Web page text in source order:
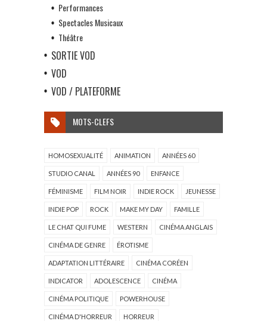
Performances
Spectacles Musicaux
Théâtre
SORTIE VOD
VOD
VOD / PLATEFORME
MOTS-CLEFS
HOMOSEXUALITÉ ANIMATION ANNÉES 60
STUDIO CANAL ANNÉES 90 ENFANCE
FÉMINISME FILM NOIR INDIE ROCK JEUNESSE
INDIE POP ROCK MAKE MY DAY FAMILLE
LE CHAT QUI FUME WESTERN CINÉMA ANGLAIS
CINÉMA DE GENRE ÉROTISME
ADAPTATION LITTÉRAIRE CINÉMA CORÉEN
INDICATOR ADOLESCENCE CINÉMA
CINÉMA POLITIQUE POWERHOUSE
CINÉMA D'HORREUR HORREUR